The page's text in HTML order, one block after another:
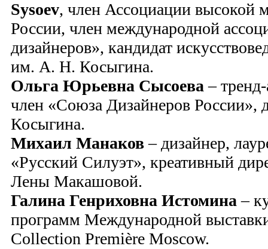
Sysoev, член Ассоциации высокой
России, член международной
дизайнеров», кандидат
им. А. Н. Косыгина.
Ольга Юрьевна Сысоева– тренд-
член «Союза Дизайнеров
Косыгина.
Михаил Манаков– дизайнер,
«Русский Силуэт», креативный
Лены Макашовой.
Галина Генриховна Истомина–
программ Международной
Collection Première Moscow.